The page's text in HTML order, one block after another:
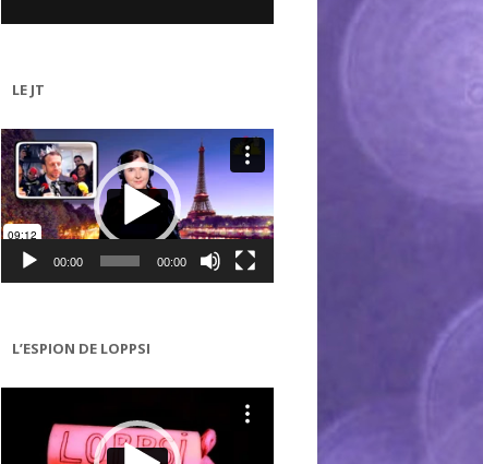
LE JT
Lecteur
vidéo
00:00 00:00
L’ESPION DE LOPPSI
Lecteur